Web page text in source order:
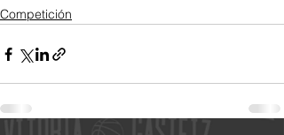
Competición